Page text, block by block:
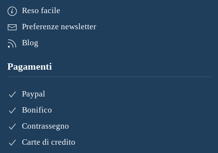
Reso facile
Preferenze newsletter
Blog
Pagamenti
Paypal
Bonifico
Contrassegno
Carte di credito